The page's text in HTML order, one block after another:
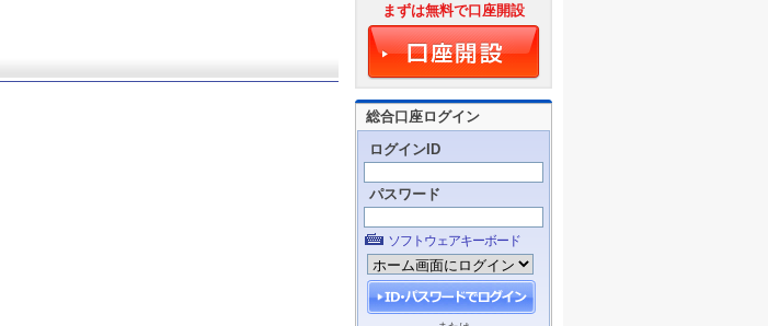
まずは無料で口座開設
総合口座ログイン
ログインID
パスワード
ソフトウェアキーボード